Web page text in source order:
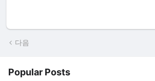
다음
Popular Posts